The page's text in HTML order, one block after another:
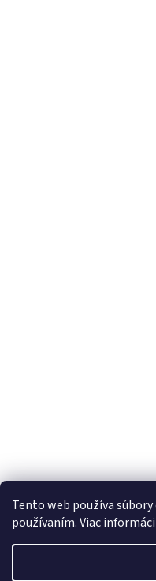
Tento web používa
používaním. Viac